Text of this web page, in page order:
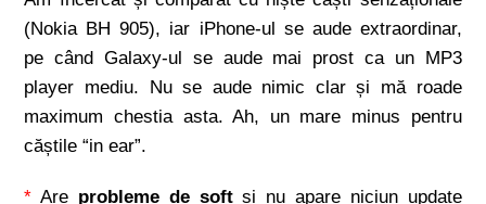
(Nokia BH 905), iar iPhone-ul se aude extraordinar,
pe când Galaxy-ul se aude mai prost ca un MP3
player mediu. Nu se aude nimic clar și mă roade
maximum chestia asta. Ah, un mare minus pentru
căștile “in ear”.
* Are probleme de softși nu apare niciun update